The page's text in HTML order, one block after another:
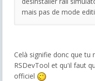
mais pas de mode
Celà signifie donc que tu
RSDevTool et qu'il faut
officiel